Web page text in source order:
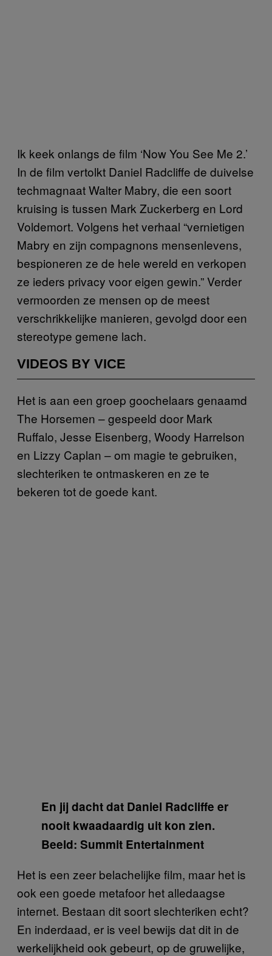
Ik keek onlangs de film ‘Now You See Me 2.’
In de film vertolkt Daniel Radcliffe de duivelse
techmagnaat Walter Mabry, die een soort
kruising is tussen Mark Zuckerberg en Lord
Voldemort. Volgens het verhaal “vernietigen
Mabry en zijn compagnons mensenlevens,
bespioneren ze de hele wereld en verkopen
ze ieders privacy voor eigen gewin.” Verder
vermoorden ze mensen op de meest
verschrikkelijke manieren, gevolgd door een
stereotype gemene lach.
VIDEOS BY VICE
Het is aan een groep goochelaars genaamd
The Horsemen – gespeeld door Mark
Ruffalo, Jesse Eisenberg, Woody Harrelson
en Lizzy Caplan – om magie te gebruiken,
slechteriken te ontmaskeren en ze te
bekeren tot de goede kant.
En jij dacht dat Daniel Radcliffe er
nooit kwaadaardig uit kon zien.
Beeld: Summit Entertainment
Het is een zeer belachelijke film, maar het is
ook een goede metafoor het alledaagse
internet. Bestaan dit soort slechteriken echt?
En inderdaad, er is veel bewijs dat dit in de
werkelijkheid ook gebeurt, op de gruwelijke,